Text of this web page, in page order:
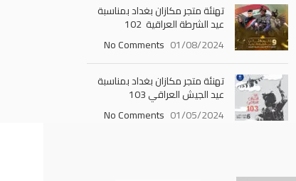
تهنئة متجر مكازان بغداد بمناسبة
عيد الشرطة العراقية 102
01/08/2024
No Comments
تهنئة متجر مكازان بغداد بمناسبة
عيد الجيش العراقي 103
01/05/2024
No Comments